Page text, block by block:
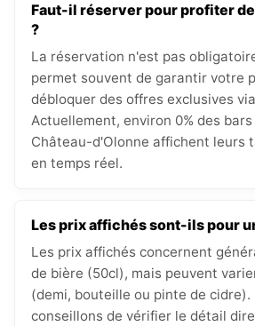
Faut-il réserver pour profiter
?
La réservation n'est pas
permet souvent de garantir votre
débloquer des offres exclusives
Actuellement, environ 0% des
Château-d'Olonne affichent leurs
en temps réel.
Les prix affichés sont-ils pour
Les prix affichés concernent
de bière (50cl), mais peuvent
(demi, bouteille ou pinte de cidre).
conseillons de vérifier le détail